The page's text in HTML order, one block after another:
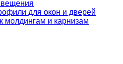
для окон и дверей
молдингам и карнизам